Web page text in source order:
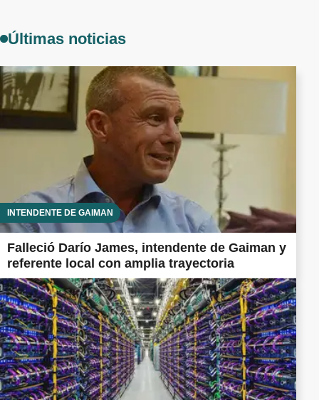
Últimas noticias
INTENDENTE DE GAIMAN
Falleció Darío James, intendente de Gaiman y
referente local con amplia trayectoria